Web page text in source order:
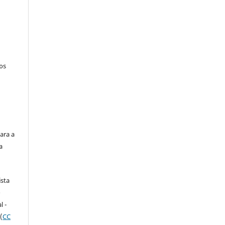
a
-
CC